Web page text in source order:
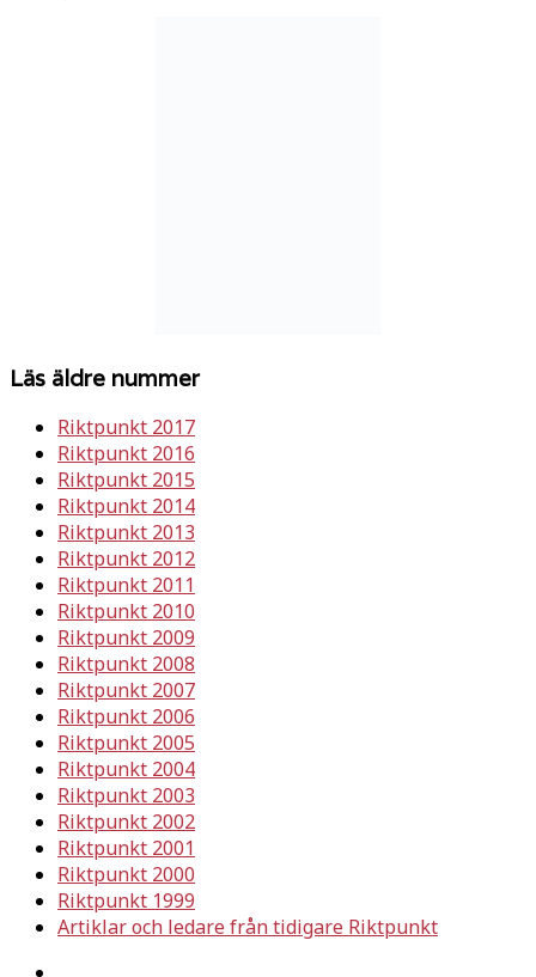
Läs äldre nummer
Riktpunkt 2017
Riktpunkt 2016
Riktpunkt 2015
Riktpunkt 2014
Riktpunkt 2013
Riktpunkt 2012
Riktpunkt 2011
Riktpunkt 2010
Riktpunkt 2009
Riktpunkt 2008
Riktpunkt 2007
Riktpunkt 2006
Riktpunkt 2005
Riktpunkt 2004
Riktpunkt 2003
Riktpunkt 2002
Riktpunkt 2001
Riktpunkt 2000
Riktpunkt 1999
Artiklar och ledare från tidigare Riktpunkt